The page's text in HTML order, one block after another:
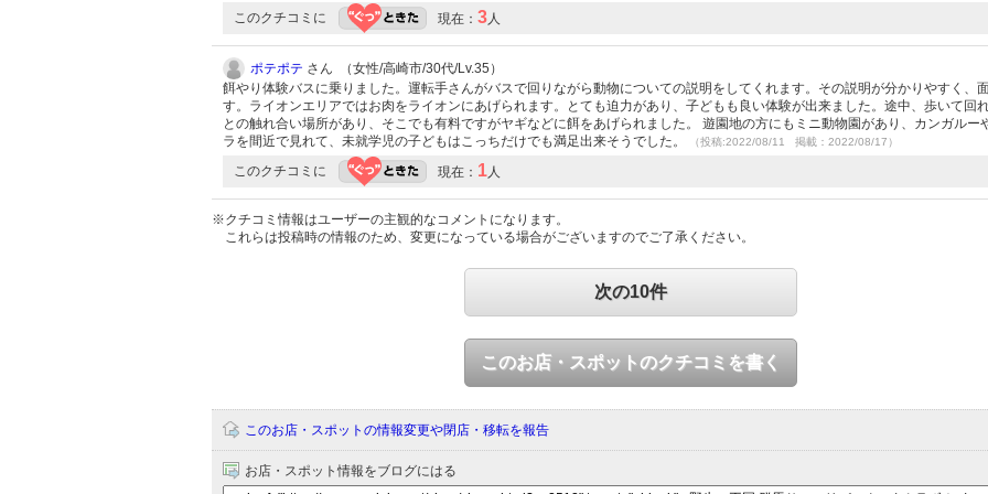
このクチコミに 現在： 3人
ポテポテ さん （女性/高崎市/30代/Lv.35）
餌やり体験バスに乗りました。運転手さんがバスで回りながら動物についての説明をしてくれます。その説明が分かりやすく、
す。ライオンエリアではお肉をライオンにあげられます。とても迫力があり、子どもも良い体験が出来ました。途中、歩いて回
との触れ合い場所があり、そこでも有料ですがヤギなどに餌をあげられました。 遊園地の方にもミニ動物園があり、カンガルー
ラを間近で見れて、未就学児の子どもはこっちだけでも満足出来そうでした。
（投稿:2022/08/11 掲載：2022/08/17）
このクチコミに 現在： 1人
※クチコミ情報はユーザーの主観的なコメントになります。
これらは投稿時の情報のため、変更になっている場合がございますのでご了承ください。
次の10件
このお店・スポットのクチコミを書く
このお店・スポットの情報変更や閉店・移転を報告
お店・スポット情報をブログにはる